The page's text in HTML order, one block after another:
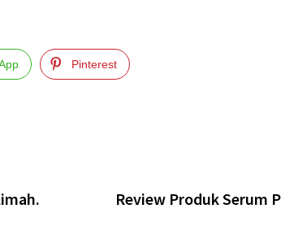
Pinterest
Review Produk Serum